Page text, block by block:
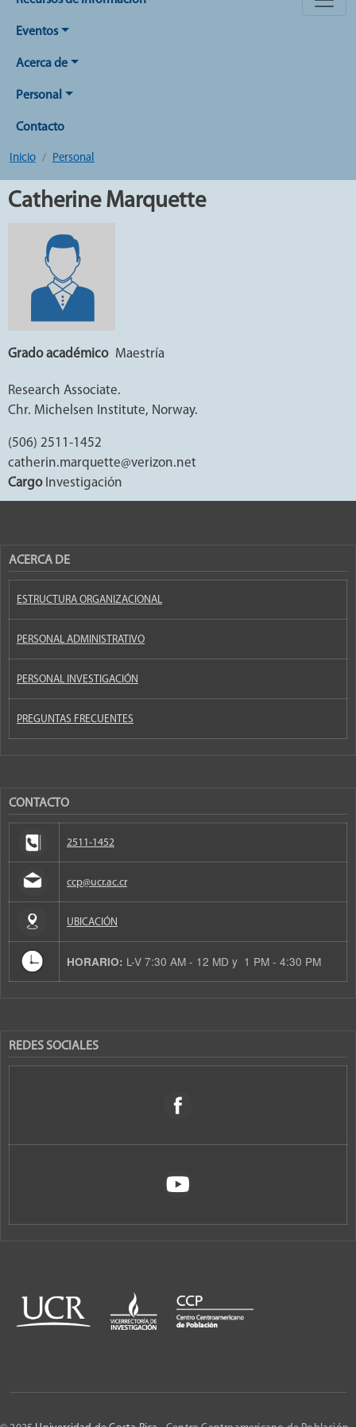
Eventos
Acerca de
Personal
Contacto
Inicio Personal
Catherine Marquette
Grado académico Maestría
Research Associate.
Chr. Michelsen Institute, Norway.
(506) 2511-1452
catherin.marquette@verizon.net
Cargo Investigación
ACERCA DE
ESTRUCTURA ORGANIZACIONAL
PERSONAL ADMINISTRATIVO
PERSONAL INVESTIGACIÓN
PREGUNTAS FRECUENTES
CONTACTO
2511-1452
ccp@ucr.ac.cr
UBICACIÓN
HORARIO: L-V 7:30 AM - 12 MD y 1 PM - 4:30 PM
REDES SOCIALES